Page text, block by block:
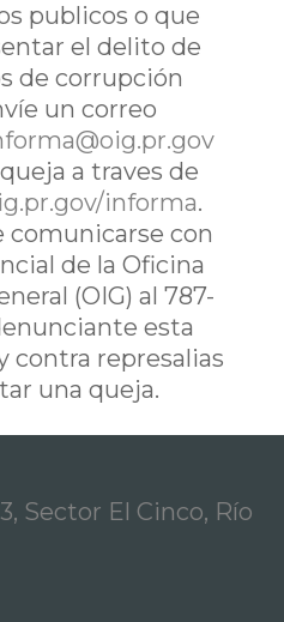
publicos o que
el delito de
de corrupción
un correo
a traves de
informa.
comunicarse con
de la Oficina
(OIG) al 787-
esta
contra represalias
una queja.
Sector El Cinco, Río